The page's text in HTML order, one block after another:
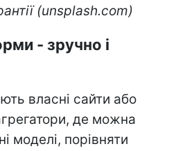
(unsplash.com)
- зручно і
власні сайти або
де можна
моделі, порівняти